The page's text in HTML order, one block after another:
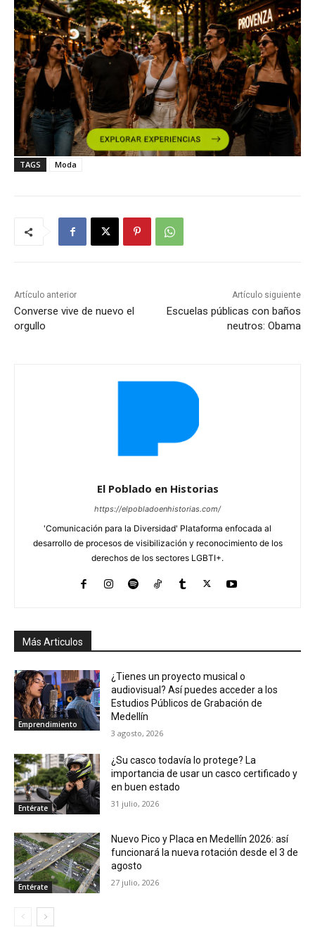
TAGS Moda
Artículo anterior
Converse vive de nuevo el
orgullo
Artículo siguiente
Escuelas públicas con baños
neutros: Obama
El Poblado en Historias
https://elpobladoenhistorias.com/
'Comunicación para la Diversidad' Plataforma enfocada al
desarrollo de procesos de visibilización y reconocimiento de los
derechos de los sectores LGBTI+.
Más Articulos
Emprendimiento
¿Tienes un proyecto musical o
audiovisual? Así puedes acceder a los
Estudios Públicos de Grabación de
Medellín
3 agosto, 2026
Entérate
¿Su casco todavía lo protege? La
importancia de usar un casco certificado y
en buen estado
31 julio, 2026
Entérate
Nuevo Pico y Placa en Medellín 2026: así
funcionará la nueva rotación desde el 3 de
agosto
27 julio, 2026